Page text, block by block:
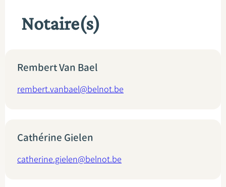
Notaire(s)
Rembert Van Bael
rembert.vanbael@belnot.be
Cathérine Gielen
catherine.gielen@belnot.be